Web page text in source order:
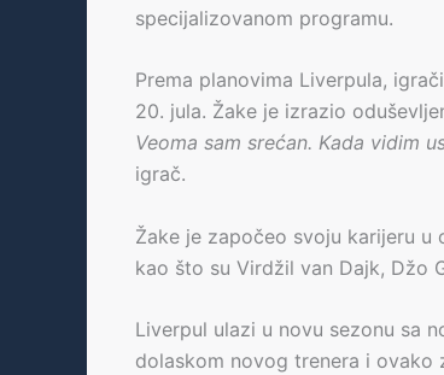
specijalizovanom programu.
Prema planovima Liverpula,
20. jula. Žake je izrazio
Veoma sam srećan. Kada vidim
igrač.
Žake je započeo svoju karijeru
kao što su Virdžil van Dajk, Džo
Liverpul ulazi u novu sezonu sa
dolaskom novog trenera i ovako